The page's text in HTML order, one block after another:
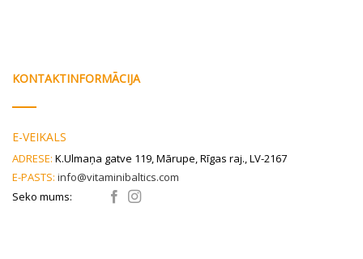
options
be
on
the
product
page
KONTAKTINFORMĀCIJA
E-VEIKALS
ADRESE: K.Ulmaņa gatve 119, Mārupe, Rīgas raj., LV-2167
E-PASTS: info@vitaminibaltics.com
Seko mums: